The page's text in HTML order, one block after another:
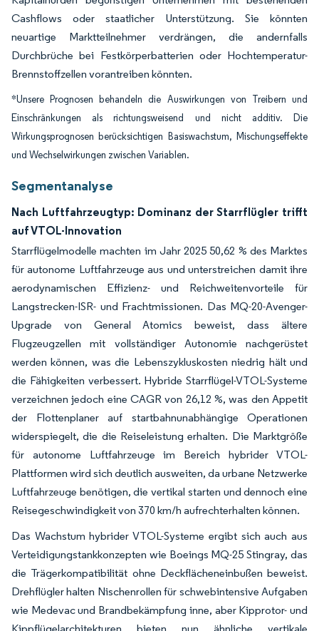
Cashflows oder staatlicher Unterstützung. Sie könnten
neuartige Marktteilnehmer verdrängen, die andernfalls
Durchbrüche bei Festkörperbatterien oder Hochtemperatur-
Brennstoffzellen vorantreiben könnten.
*Unsere Prognosen behandeln die Auswirkungen von Treibern und
Einschränkungen als richtungsweisend und nicht additiv. Die
Wirkungsprognosen berücksichtigen Basiswachstum, Mischungseffekte
und Wechselwirkungen zwischen Variablen.
Segmentanalyse
Nach Luftfahrzeugtyp: Dominanz der Starrflügler trifft
auf VTOL-Innovation
Starrflügelmodelle machten im Jahr 2025 50,62 % des Marktes
für autonome Luftfahrzeuge aus und unterstreichen damit ihre
aerodynamischen Effizienz- und Reichweitenvorteile für
Langstrecken-ISR- und Frachtmissionen. Das MQ-20-Avenger-
Upgrade von General Atomics beweist, dass ältere
Flugzeugzellen mit vollständiger Autonomie nachgerüstet
werden können, was die Lebenszykluskosten niedrig hält und
die Fähigkeiten verbessert. Hybride Starrflügel-VTOL-Systeme
verzeichnen jedoch eine CAGR von 26,12 %, was den Appetit
der Flottenplaner auf startbahnunabhängige Operationen
widerspiegelt, die die Reiseleistung erhalten. Die Marktgröße
für autonome Luftfahrzeuge im Bereich hybrider VTOL-
Plattformen wird sich deutlich ausweiten, da urbane Netzwerke
Luftfahrzeuge benötigen, die vertikal starten und dennoch eine
Reisegeschwindigkeit von 370 km/h aufrechterhalten können.
Das Wachstum hybrider VTOL-Systeme ergibt sich auch aus
Verteidigungstankkonzepten wie Boeings MQ-25 Stingray, das
die Trägerkompatibilität ohne Deckflächeneinbußen beweist.
Drehflügler halten Nischenrollen für schwebintensive Aufgaben
wie Medevac und Brandbekämpfung inne, aber Kipprotor- und